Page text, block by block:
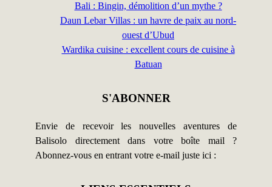
Bali : Bingin, démolition d’un mythe ?
Daun Lebar Villas : un havre de paix au nord-
ouest d’Ubud
Wardika cuisine : excellent cours de cuisine à
Batuan
S'ABONNER
Envie de recevoir les nouvelles aventures de
Balisolo directement dans votre boîte mail ?
Abonnez-vous en entrant votre e-mail juste ici :